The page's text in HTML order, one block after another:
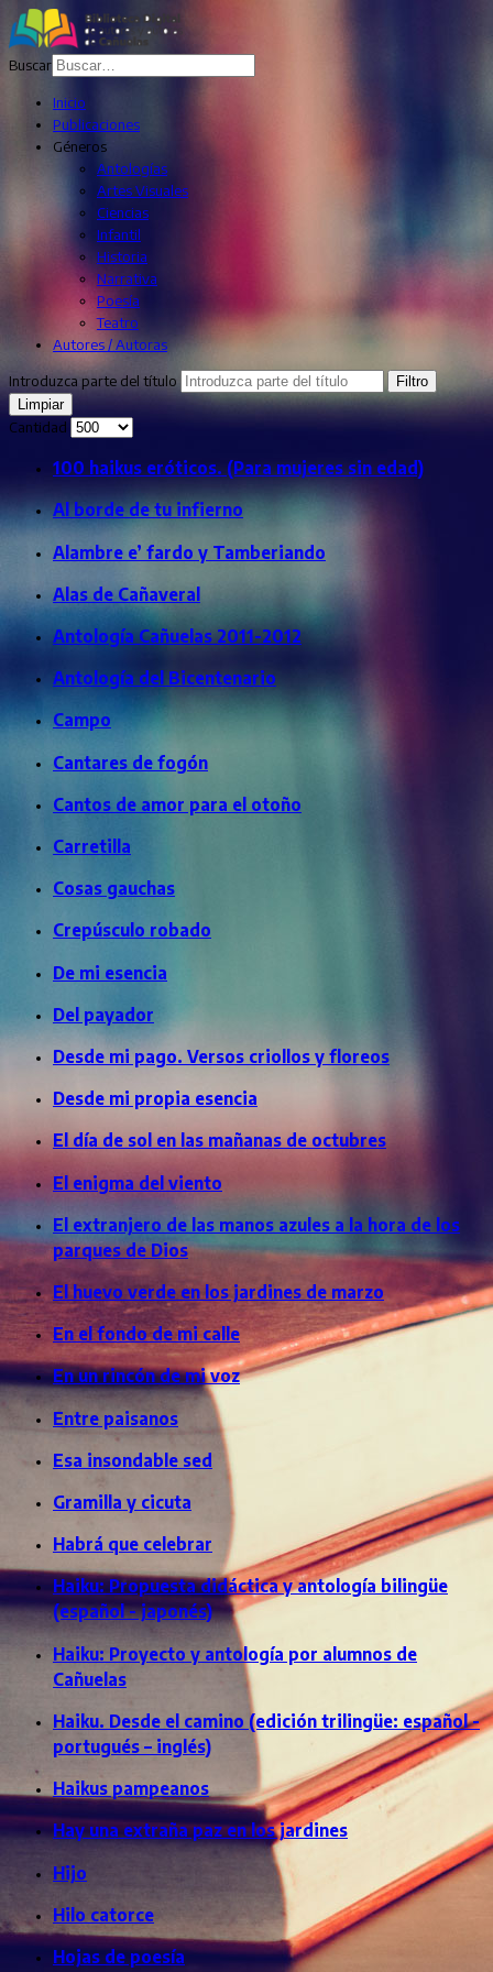
Buscar
Inicio
Publicaciones
Géneros
Antologías
Artes Visuales
Ciencias
Infantil
Historia
Narrativa
Poesía
Teatro
Autores / Autoras
Introduzca parte del título
Filtro
Limpiar
Cantidad
100 haikus eróticos. (Para mujeres sin edad)
Al borde de tu infierno
Alambre e’ fardo y Tamberiando
Alas de Cañaveral
Antología Cañuelas 2011-2012
Antología del Bicentenario
Campo
Cantares de fogón
Cantos de amor para el otoño
Carretilla
Cosas gauchas
Crepúsculo robado
De mi esencia
Del payador
Desde mi pago. Versos criollos y floreos
Desde mi propia esencia
El día de sol en las mañanas de octubres
El enigma del viento
El extranjero de las manos azules a la hora de los
parques de Dios
El huevo verde en los jardines de marzo
En el fondo de mi calle
En un rincón de mi voz
Entre paisanos
Esa insondable sed
Gramilla y cicuta
Habrá que celebrar
Haiku: Propuesta didáctica y antología bilingüe
(español - japonés)
Haiku: Proyecto y antología por alumnos de
Cañuelas
Haiku. Desde el camino (edición trilingüe: español -
portugués – inglés)
Haikus pampeanos
Hay una extraña paz en los jardines
Hijo
Hilo catorce
Hojas de poesía